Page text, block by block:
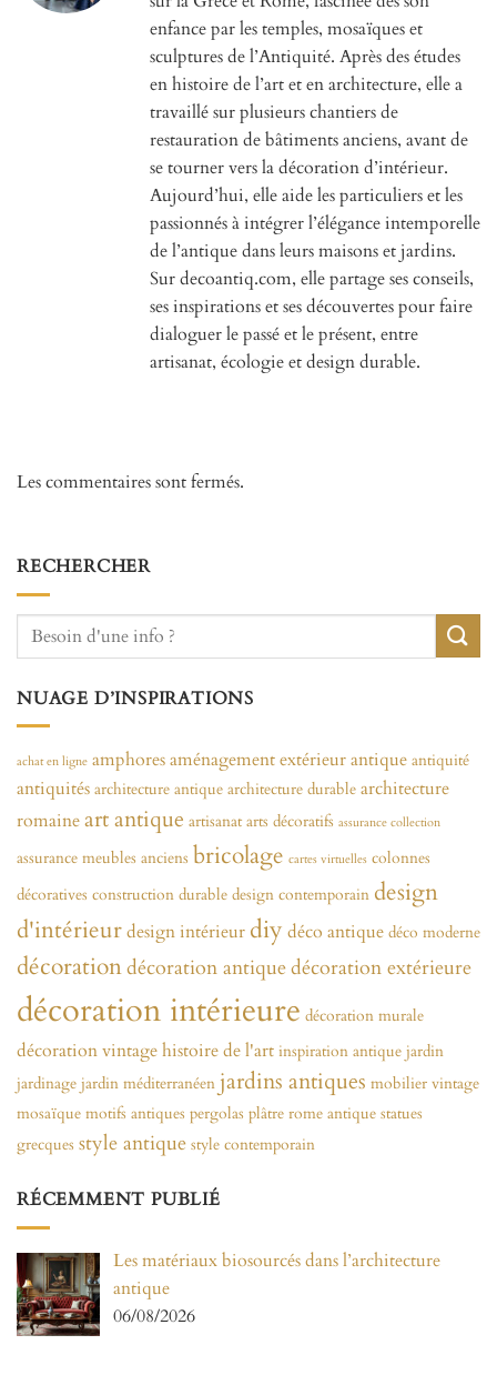
enfance par les temples, mosaïques et
sculptures de l’Antiquité. Après des études
en histoire de l’art et en architecture, elle a
travaillé sur plusieurs chantiers de
restauration de bâtiments anciens, avant de
se tourner vers la décoration d’intérieur.
Aujourd’hui, elle aide les particuliers et les
passionnés à intégrer l’élégance intemporelle
de l’antique dans leurs maisons et jardins.
Sur decoantiq.com, elle partage ses conseils,
ses inspirations et ses découvertes pour faire
dialoguer le passé et le présent, entre
artisanat, écologie et design durable.
Les commentaires sont fermés.
RECHERCHER
NUAGE D’INSPIRATIONS
achat en ligne amphoresaménagement extérieurantique antiquité
antiquités architecture antique architecture durable architecture
romaineart antique artisanat arts décoratifs assurance collection
assurance meubles anciens bricolage cartes virtuelles colonnes
décoratives construction durable design contemporain design
d'intérieurdesign intérieur diy déco antique déco moderne
décorationdécoration antiquedécoration extérieure
décoration intérieure décoration murale
décoration vintagehistoire de l'art inspiration antique jardin
jardinage jardin méditerranéen jardins antiques mobilier vintage
mosaïque motifs antiques pergolas plâtre rome antique statues
grecques style antique style contemporain
RÉCEMMENT PUBLIÉ
Les matériaux biosourcés dans l’architecture
antique
06/08/2026